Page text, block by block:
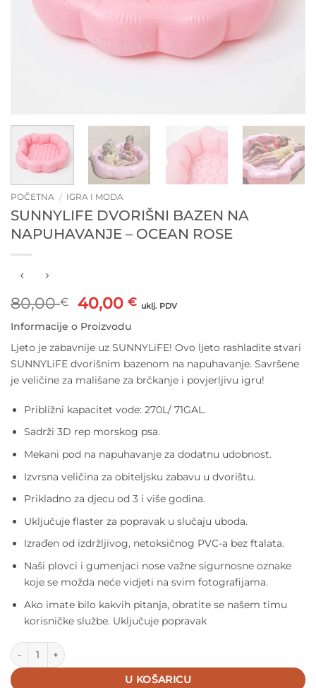
POČETNA / IGRA I MODA
SUNNYLIFE DVORIŠNI BAZEN NA
NAPUHAVANJE – OCEAN ROSE
80,00€
Izvorna
cijena
bila
je:
80,00 €.
40,00€Trenutna
cijena
40,00 €.
uklj. PDV
Informacije o Proizvodu
Ljeto je zabavnije uz SUNNYLiFE! Ovo ljeto rashladite stvari
SUNNYLiFE dvorišnim bazenom na napuhavanje. Savršene
je veličine za mališane za brčkanje i povjerljivu igru!
Približni kapacitet vode: 270L/ 71GAL.
Sadrži 3D rep morskog psa.
Mekani pod na napuhavanje za dodatnu udobnost.
Izvrsna veličina za obiteljsku zabavu u dvorištu.
Prikladno za djecu od 3 i više godina.
Uključuje flaster za popravak u slučaju uboda.
Izrađen od izdržljivog, netoksičnog PVC-a bez ftalata.
Naši plovci i gumenjaci nose važne sigurnosne oznake
koje se možda neće vidjeti na svim fotografijama.
Ako imate bilo kakvih pitanja, obratite se našem timu
korisničke službe. Uključuje popravak
Sunnylife dvorišni bazen na napuhavanje - Ocean Rose količina
U KOŠARICU